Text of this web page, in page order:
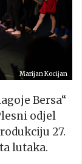
Marijan Kocijan
Bersa“
odjel
27.
lutaka.